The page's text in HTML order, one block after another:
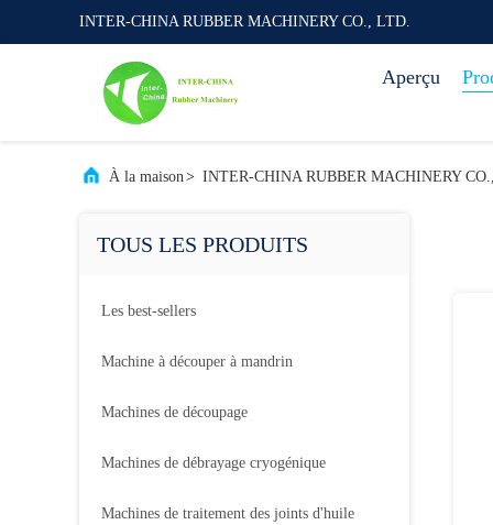
INTER-CHINA RUBBER MACHINERY CO., LTD.
Aperçu
À la maison> INTER-CHINA RUBBER MACHINERY
TOUS LES PRODUITS
Les best-sellers
Machine à découper à mandrin
Machines de découpage
Machines de débrayage cryogénique
Machines de traitement des joints d'huile